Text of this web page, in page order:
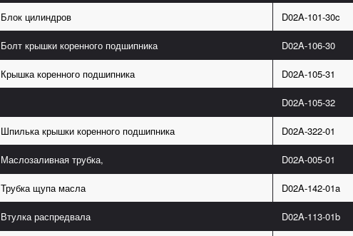
Блок цилиндров D02A-101-30c
Болт крышки коренного подшипника D02A-106-30
Крышка коренного подшипника D02A-105-31
D02A-105-32
Шпилька крышки коренного подшипника D02A-322-01
Маслозаливная трубка, D02A-005-01
Трубка щупа масла D02A-142-01a
Втулка распредвала D02A-113-01b